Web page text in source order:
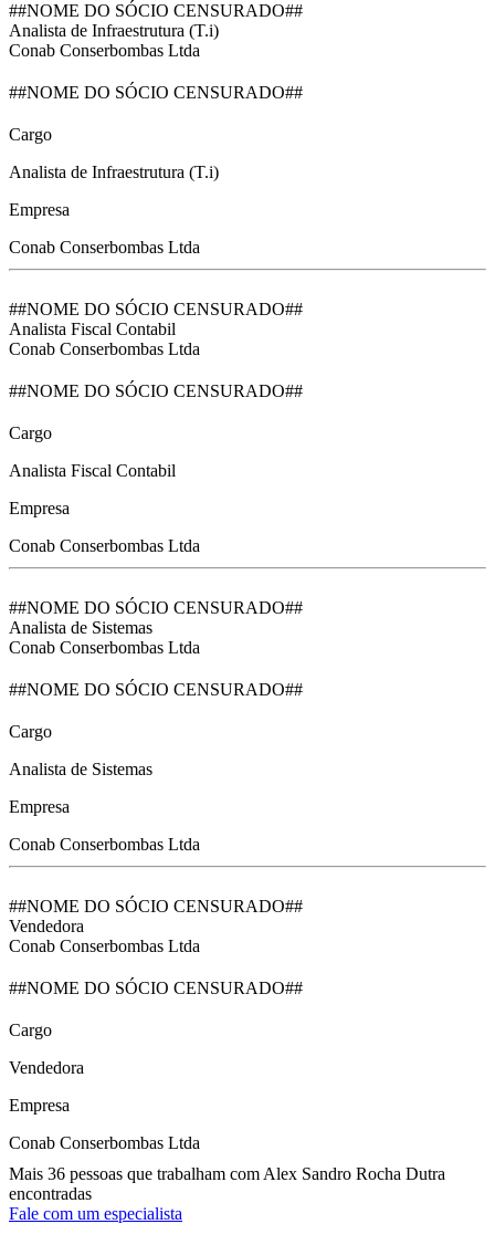
##NOME DO SÓCIO CENSURADO##
Analista de Infraestrutura (T.i)
Conab Conserbombas Ltda
##NOME DO SÓCIO CENSURADO##
Cargo
Analista de Infraestrutura (T.i)
Empresa
Conab Conserbombas Ltda
##NOME DO SÓCIO CENSURADO##
Analista Fiscal Contabil
Conab Conserbombas Ltda
##NOME DO SÓCIO CENSURADO##
Cargo
Analista Fiscal Contabil
Empresa
Conab Conserbombas Ltda
##NOME DO SÓCIO CENSURADO##
Analista de Sistemas
Conab Conserbombas Ltda
##NOME DO SÓCIO CENSURADO##
Cargo
Analista de Sistemas
Empresa
Conab Conserbombas Ltda
##NOME DO SÓCIO CENSURADO##
Vendedora
Conab Conserbombas Ltda
##NOME DO SÓCIO CENSURADO##
Cargo
Vendedora
Empresa
Conab Conserbombas Ltda
Mais 36 pessoas que trabalham com Alex Sandro Rocha Dutra
encontradas
Fale com um especialista